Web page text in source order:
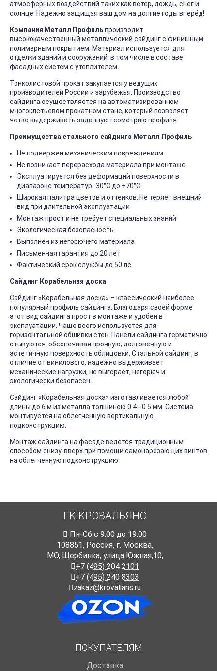
атмосферных воздействий таких как ветер, дождь, снег и
солнце. Надежно защищая ваш дом на долгие годы вперёд!
Компания Металл Профильпроизводит
высококачественный металлический сайдинг с финишным
полимерным покрытием. Материал используется для
отделки зданий и сооружений, в том числе в составе
фасадных систем с утеплителем.
Тонколистовой прокат закупается у ведущих
производителей России и зарубежья. Производство
сайдинга осуществляется на автоматизированном
многоклетьевом прокатном стане, который позволяет
четко выдерживать заданную геометрию профиля.
Преимущества стального сайдинга Металл Профиль
Не подвержен механическим повреждениям
Не возникает перерасхода материала при монтаже
Эксплуатируется без деформаций поверхности в
диапазоне температур -30°C до +70°C
Широкая палитра цветов и оттенков. Не теряет внешний
вид при длительной эксплуатации
Монтаж прост и не требует специальных знаний
Экологическая безопасность
Выполнен из негорючего материала
Письменная гарантия до 20 лет
Фактический срок службы до 50 ле
Сайдинг Корабельная доска
Сайдинг «Корабельная доска» – классический наиболее
популярный профиль сайдинга. Благодаря своей форме
этот вид сайдинга прост в монтаже и удобен в
эксплуатации. Чаще всего используется для
горизонтальной обшивки стен. Панели сайдинга герметично
стыкуются, обеспечивая прочную, долговечную и
эстетичную поверхность облицовки. Стальной сайдинг, в
отличие от винилового, надежно выдерживает
механические нагрузки, не выгорает, негорюч и
экологически безопасен.
Сайдинг «Корабельная доска» изготавливается любой
длины до 6 м из металла толщиною 0.4 - 0.5 мм. Система
монтируется на облегченную вертикальную
подконструкцию.
Монтаж сайдинга на фасаде ведется традиционным
способом снизу-вверх при помощи самонарезающих винтов
на облегченную подконструкцию.
ГК КРОВАЛЬЯНС
Пн-Cб с 9:00 до 19:00
108851, Россия, г. Москва,
МО, Щербинка, улица Южная,10,
+7 (495) 204 2101
+7 (495) 240 8303
zakaz@krovalians.ru
ПОКУПАТЕЛЯМ
Доставка